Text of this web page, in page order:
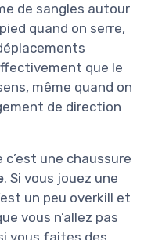
de sangles autour
quand on serre,
que le
même quand on
de direction
une chaussure
. Si vous jouez une
un peu overkill et
vous n’allez pas